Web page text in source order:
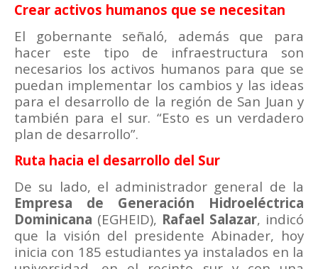
Crear activos humanos que se necesitan
El gobernante señaló, además que para
hacer este tipo de infraestructura son
necesarios los activos humanos para que se
puedan implementar los cambios y las ideas
para el desarrollo de la región de San Juan y
también para el sur. “Esto es un verdadero
plan de desarrollo”.
Ruta hacia el desarrollo del Sur
De su lado, el administrador general de la
Empresa de Generación Hidroeléctrica
Dominicana (EGHEID), Rafael Salazar, indicó
que la visión del presidente Abinader, hoy
inicia con 185 estudiantes ya instalados en la